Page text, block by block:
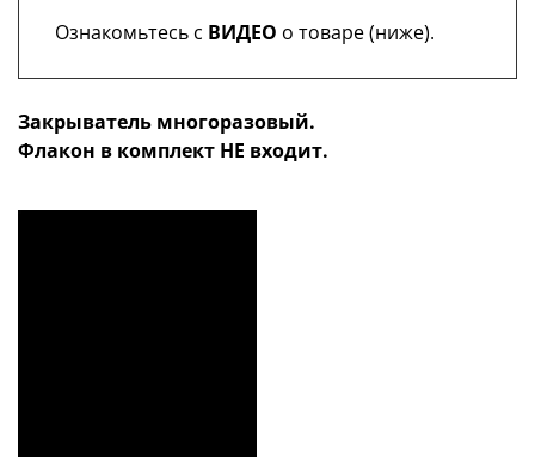
Ознакомьтесь с ВИДЕО о товаре (ниже).
Закрыватель многоразовый.
Флакон в комплект НЕ входит.